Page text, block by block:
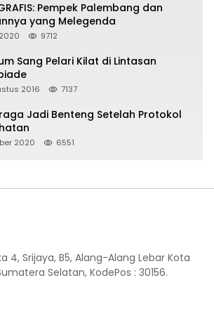
Pempek Palembang dan
yang Melegenda
9712
Sang Pelari Kilat di Lintasan
2016 7137
Jadi Benteng Setelah Protokol
2020 6551
4, Srijaya, B5, Alang-Alang Lebar Kota
Selatan, KodePos : 30156.